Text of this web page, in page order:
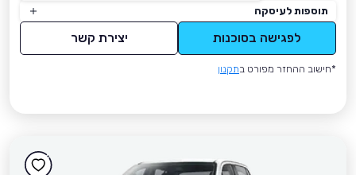
תוספות לעיסקה
לפגישה בסוכנות יצירת קשר
*חישוב ההחזר מפורט בתקנון